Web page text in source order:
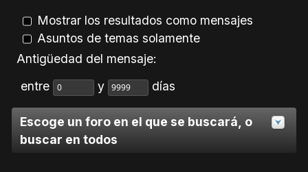
Mostrar los resultados como mensajes
Asuntos de temas solamente
Antigüedad del mensaje:
entre
y días
Escoge un foro en el que se buscará, o
buscar en todos